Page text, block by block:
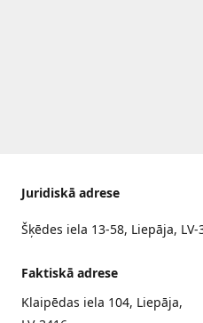
Juridiskā adrese
Šķēdes iela 13-58, Liepāja, LV-
Faktiskā adrese
Klaipēdas iela 104, Liepāja,